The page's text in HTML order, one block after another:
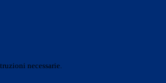
necessarie.